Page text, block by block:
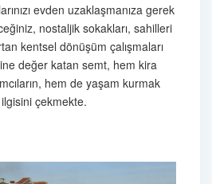
evden uzaklaşmanıza gerek
nostaljik sokakları, sahilleri
kentsel dönüşüm çalışmaları
değer katan semt, hem kira
hem de yaşam kurmak
çekmekte.